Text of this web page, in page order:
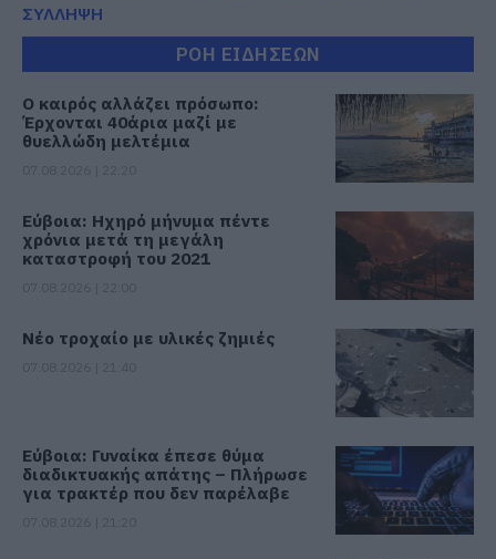
ΣΥΛΛΗΨΗ
ΡΟΗ ΕΙΔΗΣΕΩΝ
Ο καιρός αλλάζει πρόσωπο:
Έρχονται 40άρια μαζί με
θυελλώδη μελτέμια
Εύβοια: Ηχηρό μήνυμα πέντε
χρόνια μετά τη μεγάλη
καταστροφή του 2021
Νέο τροχαίο με υλικές ζημιές
Εύβοια: Γυναίκα έπεσε θύμα
διαδικτυακής απάτης – Πλήρωσε
για τρακτέρ που δεν παρέλαβε